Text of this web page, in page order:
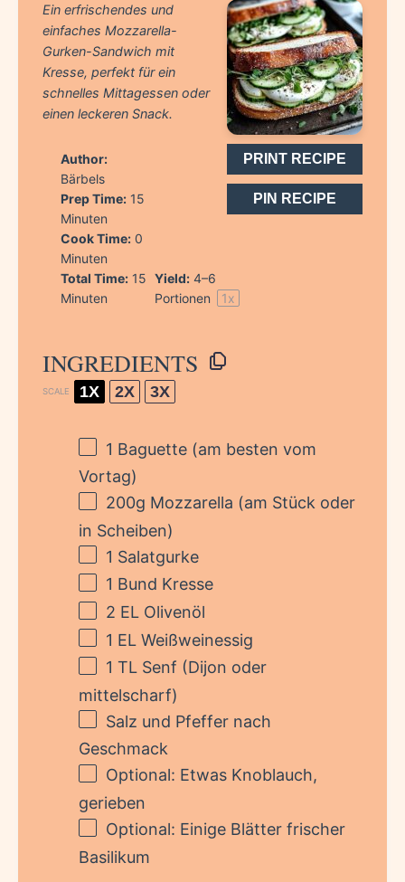
PRINT RECIPE
PIN RECIPE
Ein erfrischendes und
einfaches Mozzarella-
Gurken-Sandwich mit
Kresse, perfekt für ein
schnelles Mittagessen oder
einen leckeren Snack.
Author:
Bärbels
Prep Time: 15
Minuten
Cook Time: 0
Minuten
Total Time: 15
Minuten
Yield: 4–6
Portionen
1x
INGREDIENTS
SCALE 1X 2X 3X
1 Baguette (am besten vom
Vortag)
200g Mozzarella (am Stück oder
in Scheiben)
1 Salatgurke
1 Bund Kresse
2 EL Olivenöl
1 EL Weißweinessig
1 TL Senf (Dijon oder
mittelscharf)
Salz und Pfeffer nach
Geschmack
Optional: Etwas Knoblauch,
gerieben
Optional: Einige Blätter frischer
Basilikum